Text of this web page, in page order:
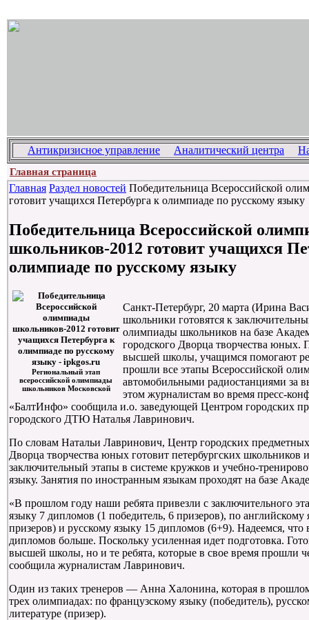
Антикризисное управление Аналитический центра
Главная страница
Главная Раздел новостей Победительница Всероссийской
готовит учащихся Петербурга к олимпиаде по русскому языку
Победительница Всероссийской
школьников-2012 готовит учащихся
олимпиаде по русскому языку
Региональный этап
всероссийской олимпиады
школьников Московской
Санкт-Петербург, 20 марта (Ирина
школьники готовятся к
олимпиады школьников на базе
городского Дворца творчества юных.
высшей школы, учащимся помогают
прошли все этапы Всероссийской
автомобильными радиостанциями за
этом журналистам во время пресс-
«БалтИнфо» сообщила и.о. заведующей Центром городских
городского ДТЮ Наталья Лавринович.
По словам Натальи Лавринович, Центр городских
Дворца творчества юных готовит петербургских школьников
заключительный этапы в системе кружков и учебно-
языку. Занятия по иностранным языкам проходят на базе
«В прошлом году наши ребята привезли с заключительного
языку 7 дипломов (1 победитель, 6 призеров), по
призеров) и русскому языку 15 дипломов (6+9). Надеемся,
дипломов больше. Поскольку усиленная идет подготовка.
высшей школы, но и те ребята, которые в свое время прошли
сообщила журналистам Лавринович.
Один из таких тренеров — Анна Халонина, которая в
трех олимпиадах: по французскому языку (победитель),
литературе (призер).